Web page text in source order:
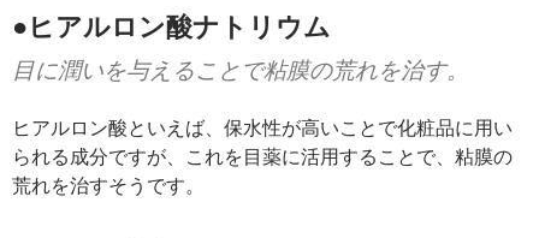
●ヒアルロン酸ナトリウム
目に潤いを与えることで粘膜の荒れを治す。
ヒアルロン酸といえば、保水性が高いことで化粧品に用い
られる成分ですが、これを目薬に活用することで、粘膜の
荒れを治すそうです。